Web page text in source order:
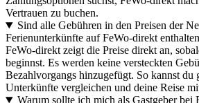
Vertrauen zu buchen.
Sind alle Gebühren in den Preisen der
Ferienunterkünfte auf FeWo-direkt
FeWo-direkt zeigt die Preise direkt an,
beginnst. Es werden keine versteckten
Bezahlvorgangs hinzugefügt. So kannst du
Unterkünfte vergleichen und deine Reise
Warum sollte ich mich als Gastgeber bei